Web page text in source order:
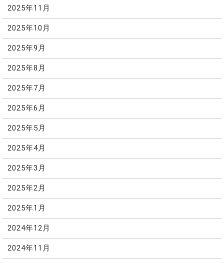
2025年11月
2025年10月
2025年9月
2025年8月
2025年7月
2025年6月
2025年5月
2025年4月
2025年3月
2025年2月
2025年1月
2024年12月
2024年11月